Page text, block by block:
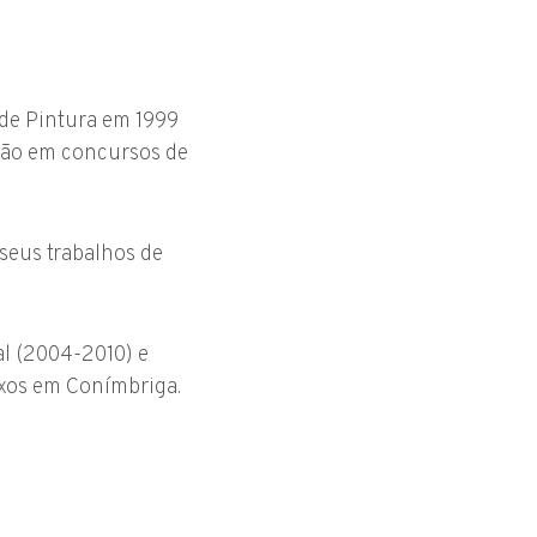
Pintura em 1999
em concursos de
trabalhos de
(2004-2010) e
em Conímbriga.